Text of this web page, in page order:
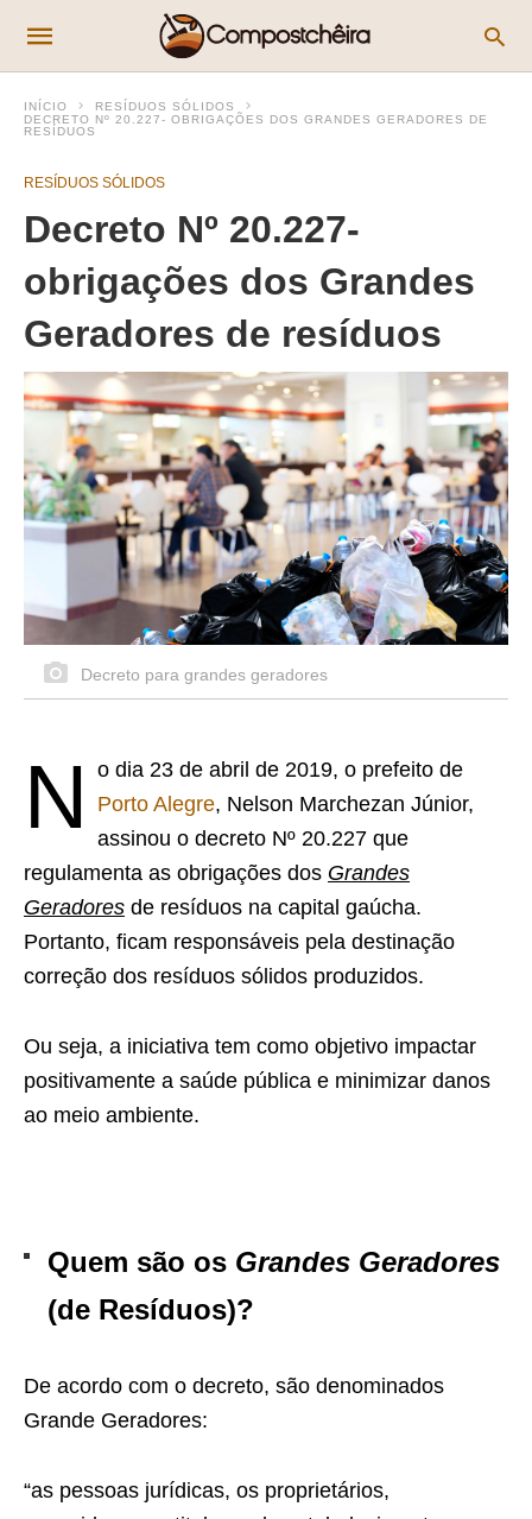
INÍCIO
RESÍDUOS SÓLIDOS
DECRETO Nº 20.227- OBRIGAÇÕES DOS GRANDES GERADORES DE
RESÍDUOS
RESÍDUOS SÓLIDOS
Decreto Nº 20.227-
obrigações dos Grandes
Geradores de resíduos
Decreto para grandes geradores
N
o dia 23 de abril de 2019, o prefeito de
Porto Alegre, Nelson Marchezan Júnior,
assinou o decreto Nº 20.227 que
regulamenta as obrigações dos Grandes
Geradores de resíduos na capital gaúcha.
Portanto, ficam responsáveis pela destinação
correção dos resíduos sólidos produzidos.
Ou seja, a iniciativa tem como objetivo impactar
positivamente a saúde pública e minimizar danos
ao meio ambiente.
Quem são os Grandes Geradores
(de Resíduos)?
De acordo com o decreto, são denominados
Grande Geradores:
“as pessoas jurídicas, os proprietários,